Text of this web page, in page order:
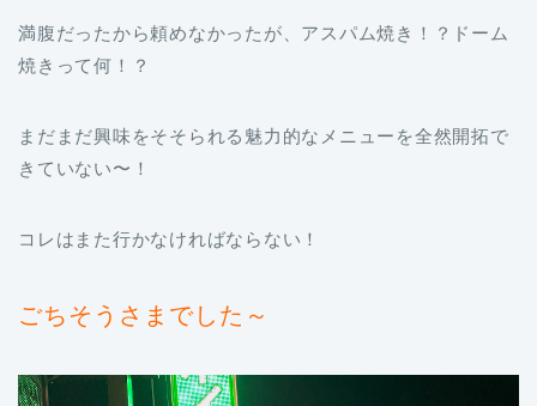
満腹だったから頼めなかったが、アスパム焼き！？ドーム
焼きって何！？
まだまだ興味をそそられる魅力的なメニューを全然開拓で
きていない〜！
コレはまた行かなければならない！
ごちそうさまでした～